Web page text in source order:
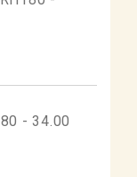
- 34.00